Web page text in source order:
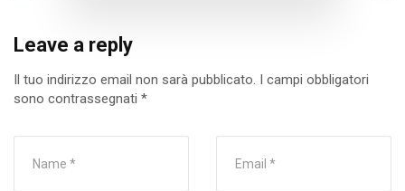
Leave a reply
Il tuo indirizzo email non sarà pubblicato.
I campi obbligatori
sono contrassegnati *